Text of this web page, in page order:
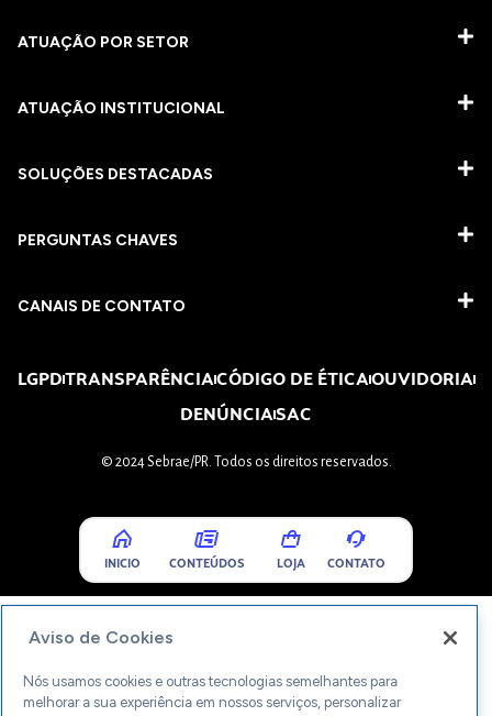
ATUAÇÃO POR SETOR
ATUAÇÃO INSTITUCIONAL
SOLUÇÕES DESTACADAS
PERGUNTAS CHAVES​
CANAIS DE CONTATO
LGPDTRANSPARÊNCIACÓDIGO DE ÉTICAOUVIDORIA
DENÚNCIASAC
© 2024 Sebrae/PR. Todos os direitos reservados.
INICIO CONTEÚDOS LOJA CONTATO
Aviso de Cookies
Nós usamos cookies e outras tecnologias semelhantes para
melhorar a sua experiência em nossos serviços, personalizar